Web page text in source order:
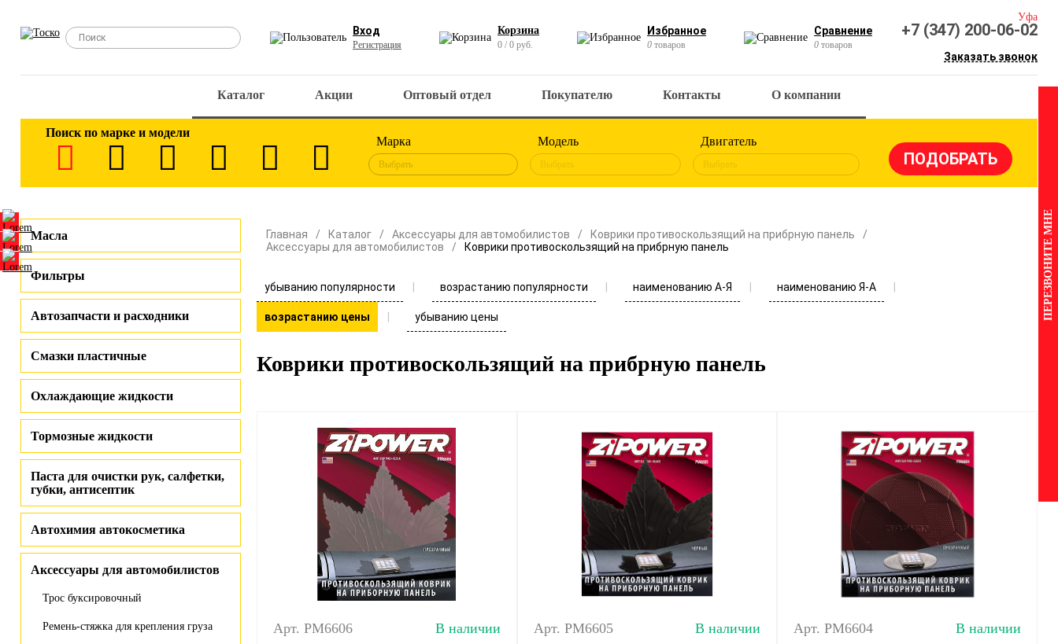
Вход
Регистрация
Корзина
0 / 0 руб.
Избранное
0 товаров
Сравнение
0 товаров
Уфа
+7 (347) 200-06-02
Заказать звонок
Каталог Акции Оптовый отдел Покупателю Контакты О компании
Поиск по марке и модели
Марка
Выбрать
Модель
Выбрать
Двигатель
Выбрать
Масла
Фильтры
Автозапчасти и расходники
Смазки пластичные
Охлаждающие жидкости
Тормозные жидкости
Паста для очистки рук, салфетки,
губки, антисептик
Автохимия автокосметика
Аксессуары для автомобилистов
Трос буксировочный
Ремень-стяжка для крепления груза
Главная Каталог Аксессуары для автомобилистов
Коврики противоскользящий на прибрную панель
Аксессуары для автомобилистов
Коврики противоскользящий на прибрную панель
убыванию популярности возрастанию популярности наименованию А-Я наименованию Я-А
возрастанию цены убыванию цены
Коврики противоскользящий на прибрную панель
Арт. PM6606
В наличии
Арт. PM6605
В наличии
Арт. PM6604
В наличии
ПЕРЕЗВОНИТЕ МНЕ